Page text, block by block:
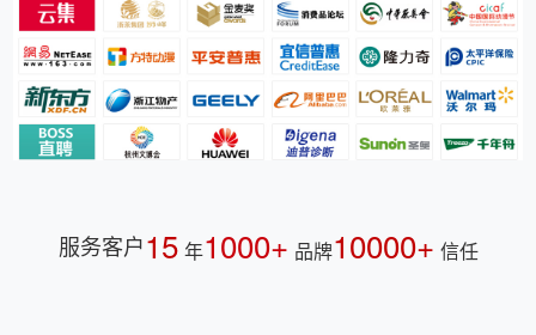
服务客户15 年1000+ 品牌10000+ 信任